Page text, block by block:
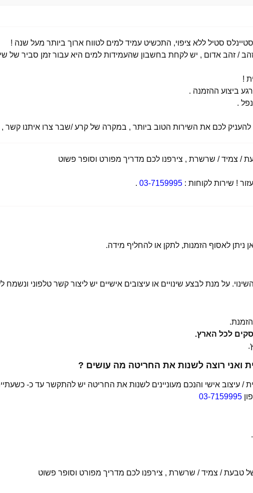
/ זהב אדום , יש לקחת בחשבון שהעמידות למים היא עבור זמן סביר של
!
ביצוע ההזמנה .
.
לכם את השירות הטוב ביותר , במקרה של קרע /שבר צרו איתנו קשר ,
צמיד / שרשרת , צירפנו לכם מדריך מפורט וסופר פשוט
! שירות לקוחות : 03-7159995
.
על מנת לבצע שינויים או עיצובים אישיים יש ליצור קשר טלפוני ונשמח
ואני רוצה לשנות את החריטה מה עושים ?
עיצוב אישי והנכם מעוניינים לשנות את החריטה יש להתקשר עד כ-
03-7159995
/ צמיד / שרשרת , צירפנו לכם מדריך מפורט וסופר פשוט